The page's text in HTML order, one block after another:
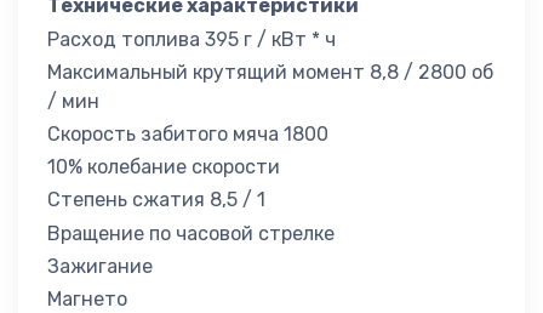
Технические характеристики
Расход топлива 395 г / кВт * ч
Максимальный крутящий момент 8,8 / 2800 об
/ мин
Скорость забитого мяча 1800
10% колебание скорости
Степень сжатия 8,5 / 1
Вращение по часовой стрелке
Зажигание
Магнето